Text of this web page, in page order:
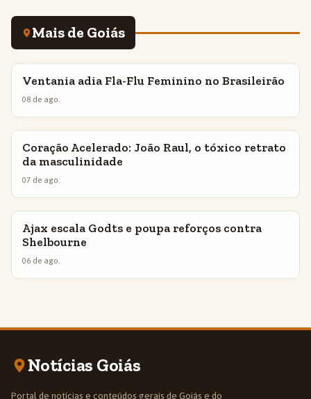
Mais de Goiás
INSIGHTS
Ventania adia Fla-Flu Feminino no Brasileirão
08 de ago.
INSIGHTS
Coração Acelerado: João Raul, o tóxico retrato
da masculinidade
07 de ago.
INSIGHTS
Ajax escala Godts e poupa reforços contra
Shelbourne
06 de ago.
Notícias Goiás
Portal de notícias e conteúdos gerais de Goiás e do